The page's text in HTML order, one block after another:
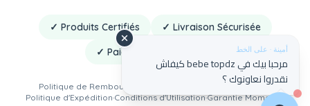
أمينة · على الخط
مرحبا بيك في bebe topdz كيفاش
نقدروا نعاونوك ؟
✓ Produits Certifiés
✓ Livraison Sécurisée
✓ Paiement à la Livraison
Politique de Remboursement Politique de Confidentialité·
Politique d'Expédition·Conditions d'Utilisation·Garantie Momcozy